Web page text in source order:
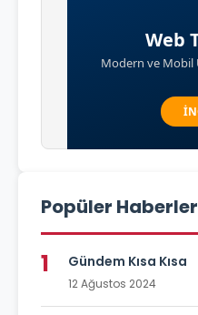
Popüler Haberler
1 Gündem Kısa Kısa
12 Ağustos 2024